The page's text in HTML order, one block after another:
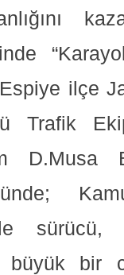
ilçe
Trafik
D.Musa
ile
büyük bir